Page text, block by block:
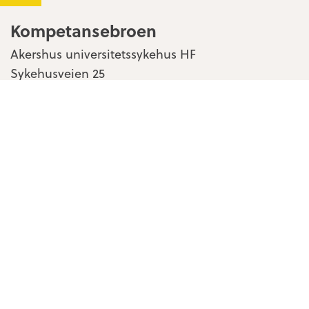
Kompetansebroen
Akershus universitetssykehus HF
Sykehusveien 25